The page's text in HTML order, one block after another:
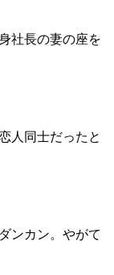
社長の妻の座を
人同士だったと
ンカン。やがて